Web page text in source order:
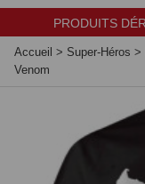
PRODUITS
Accueil > Super-Héros >
Venom